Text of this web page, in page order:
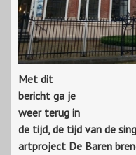
Met dit
bericht ga je
weer terug in
de tijd, de tijd van de
artproject De Baren